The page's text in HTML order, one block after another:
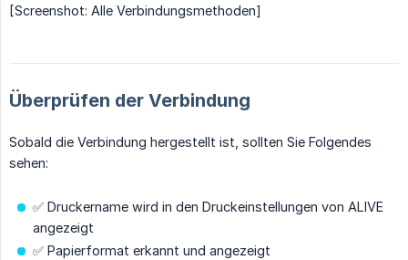
[Screenshot: Alle Verbindungsmethoden]
Überprüfen der Verbindung
Sobald die Verbindung hergestellt ist, sollten Sie Folgendes
sehen:
✅ Druckername wird in den Druckeinstellungen von ALIVE
angezeigt
✅ Papierformat erkannt und angezeigt